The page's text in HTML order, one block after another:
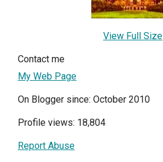
View Full Size
Contact me
My Web Page
On Blogger since: October 2010
Profile views: 18,804
Report Abuse